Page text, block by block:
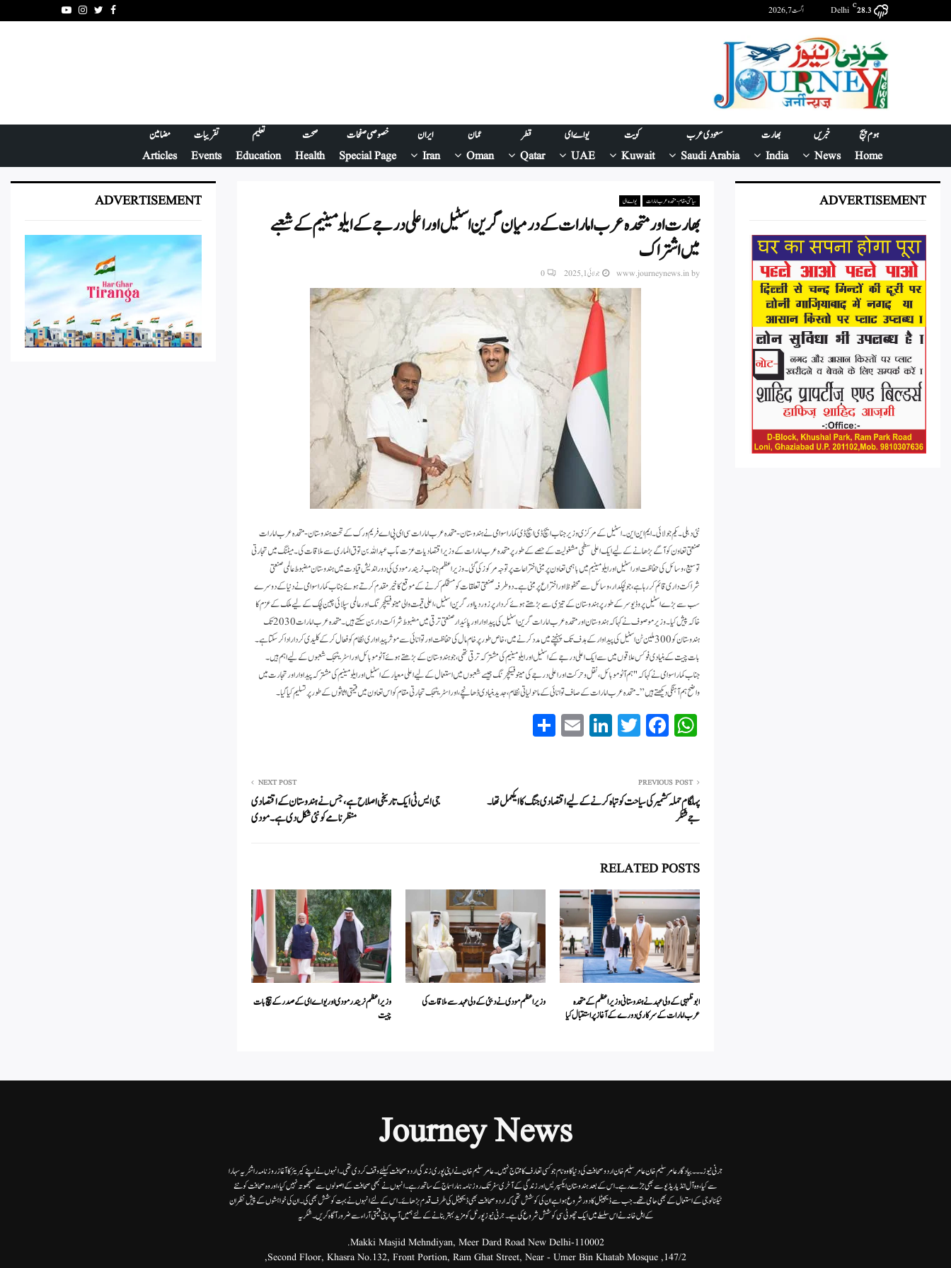
28.3
C
Delhi اگست 7, 2026 Facebook
Twitter
Instagram
Youtube
ہوم پیج
Home
خبریں
News
بھارت
India
سعودی عرب
Saudi Arabia
کویت
Kuwait
یو اے ای
UAE
قطر
Qatar
عمان
Oman
ایران
Iran
خصوصی صفحات
Special Page
صحت
Health
تعلیم
Education
تقریبات
Events
مضامین
Articles
سیاحتی مقام - متحدہ عرب امارات یو اے ای
بھارت اور متحدہ عرب امارات کے درمیان گرین اسٹیل اور اعلی درجے کے ایلومینیم کے شعبے
میں اشتراک
by
www.journeynews.in جولائی 1, 2025 0
نئی دہلی۔ یکم جولائی۔ ایم این این۔اسٹیل کے مرکزی وزیر جناب ایچ ڈی ایچ ڈی کماراسوامی نے ہندوستان-متحدہ عرب امارات سی ای پی اے فریم ورک کے تحت ہندوستان-متحدہ عرب امارات
صنعتی تعاون کو آگے بڑھانے کے لیے ایک اعلی سطحی مشغولیت کے حصے کے طور پر متحدہ عرب امارات کے وزیر اقتصادیات عزت مآب عبداللہ بن توق الماری سے ملاقات کی۔ میٹنگ میں تجارتی
توسیع ، وسائل کی حفاظت اور اسٹیل اور ایلومینیم میں باہمی تعاون پر مبنی اختراعات پر توجہ مرکوز کی گئی۔ وزیر اعظم جناب نریندر مودی کی دور اندیش قیادت میں ہندوستان مضبوط عالمی صنعتی
شراکت داری قائم کر رہا ہے، جو لچکدار ، وسائل سے محفوظ اور اختراع پر مبنی ہے ۔دو طرفہ صنعتی تعلقات کو مستحکم کرنے کے موقع کا خیرمقدم کرتے ہوئے جناب کمارا سوامی نے دنیا کے دوسرے
سب سے بڑے اسٹیل پروڈیوسر کے طور پر ہندوستان کے تیزی سے بڑھتے ہوئے کردار پر زور دیا اور گرین اسٹیل ، اعلی قیمت والی مینوفیکچرنگ اور عالمی سپلائی چین لچک کے لیے ملک کے عزم کا
خاکہ پیش کیا ۔وزیر موصوف نے کہا کہ ہندوستان اور متحدہ عرب امارات گرین اسٹیل کی پیداوار اور پائیدار صنعتی ترقی میں مضبوط شراکت دار بن سکتے ہیں ۔ متحدہ عرب امارات 2030 تک
ہندوستان کو 300 ملین ٹن اسٹیل کی پیداوار کے ہدف تک پہنچنے میں مدد کرنے میں، خاص طور پر خام مال کی حفاظت اور توانائی سے موثر پیداواری نظام کو فعال کرکے کلیدی کردار ادا کر سکتا ہے ۔
بات چیت کے بنیادی فوکس علاقوں میں سے ایک اعلی درجے کے اسٹیل اور ایلومینیم کی مشترکہ ترقی تھی ، جو ہندوستان کے بڑھتے ہوئے آٹوموبائل اور اسٹریٹجک شعبوں کے لیے اہم ہیں ۔
جناب کمارا سوامی نے کہا کہ "ہم آٹوموبائل ، نقل و حرکت اور اعلی درجے کی مینوفیکچرنگ جیسے شعبوں میں استعمال کے لیے اعلی معیار کے اسٹیل اور ایلومینیم کی مشترکہ پیداوار اور تجارت میں
واضح ہم آہنگی دیکھتے ہیں” ۔متحدہ عرب امارات کے صاف توانائی کے ماحولیاتی نظام ، جدید بنیادی ڈھانچے ، اور اسٹریٹجک تجارتی مقام کو اس تعاون میں قیمتی اثاثوں کے طور پر تسلیم کیا گیا ۔
W
ha
A
pp
Fa
ce
ok
T
wi
r
Li
nk
In
E
m
PREVIOUS POST
پہلگام حملہ کشمیر کی سیاحت کو تباہ کرنے کے لیے اقتصادی جنگ کا ایکعمل تھا۔
جے شنکر
NEXT POST
جی ایس ٹی ایک تاریخی اصلاح ہے، جس نے ہندوستان کے اقتصادی
منظر نامے کو نئی شکل دی ہے۔ مودی
RELATED POSTS
ابوظہبی کے ولی عہد نے ہندوستانی وزیر اعظم کے متحدہ
عرب امارات کے سرکاری دورے کے آغاز پر استقبال کیا
وزیراعظم مودی نے دبئی کے ولی عہد سے ملاقات کی
وزیراعظم نریندر مودی اور یو اے ای کےصدر کے بیچ بات
چیت
ADVERTISEMENT
ADVERTISEMENT
Journey News
جرنی نیوز۔۔۔بیاد گار عامر سلیم خان عامر سلیم خان اردوصحافت کی دنیا کاوہ نام جو کسی تعارف کا محتاج نہیں۔عامرسلیم خان نے اپنی پوری زندگی اردوصحافت کیلئے وقف کردی تھی۔انہوں نے اپنے کیریئر کا آغاز روزنامہ راشٹریہ سہارا
سے کیا،وہ آل انڈیا ریڈیوسے بھی جڑے رہے۔ اس کے بعد ہندوستان ایکسپریس اور زندگی کے آخری سفر تک روزنامہ ہمارا سماج کے ساتھ رہے۔ انہوں نے کبھی صحافت کے اصولوں سے سمجھوتہ نہیں کیا، اور وہ صحافت کو نئے
ٹیکنالوجی کے استعمال کے بھی حامی تھے۔ جب سے ڈیجیٹل کا دور شروع ہوا ہے ان کی کوشش تھی کہ اردو صحافت بھی ڈیجیٹل کی طرف قدم بڑھائے۔ اس کے لئے انہوں نے بہت کوشش بھی کی۔ ان کی خواہشوں کے پیش نظر ان
کے اہل خانہ نے اس سلسلے میں ایک چھوٹی سی کوشش شروع کی ہے۔جرنی نیوز پورٹل کو مزید بہتر بنانے کے لئے ہمیں آپ اپنی قیمتی آراء سے ضرور آگاہ کریں۔شکریہ
Makki Masjid Mehndiyan, Meer Dard Road New Delhi-110002.
147/2, Second Floor, Khasra No.132, Front Portion, Ram Ghat Street, Near - Umer Bin Khatab Mosque,